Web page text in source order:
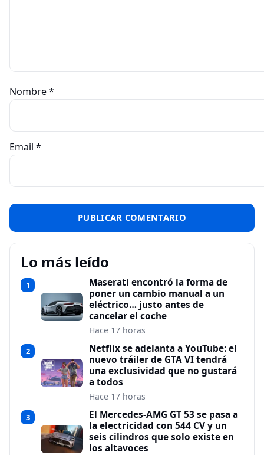
Nombre*
Email *
Lo más leído
1
Maserati encontró la forma de
poner un cambio manual a un
eléctrico… justo antes de
cancelar el coche
Hace 17 horas
2
Netflix se adelanta a YouTube: el
nuevo tráiler de GTA VI tendrá
una exclusividad que no gustará
a todos
Hace 17 horas
3
El Mercedes-AMG GT 53 se pasa a
la electricidad con 544 CV y un
seis cilindros que solo existe en
los altavoces